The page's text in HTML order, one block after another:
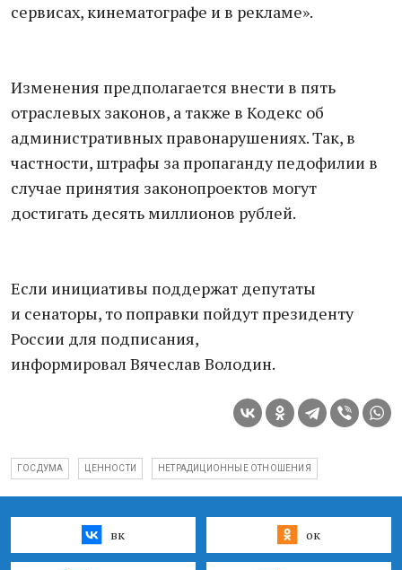
сервисах, кинематографе и в рекламе».
Изменения предполагается внести в пять
отраслевых законов, а также в Кодекс об
административных правонарушениях. Так, в
частности, штрафы за пропаганду педофилии в
случае принятия законопроектов могут
достигать десять миллионов рублей.
Если инициативы поддержат депутаты
и сенаторы, то поправки пойдут президенту
России для подписания,
информировал Вячеслав Володин.
ГОСДУМА ЦЕННОСТИ НЕТРАДИЦИОННЫЕ ОТНОШЕНИЯ
вк ок